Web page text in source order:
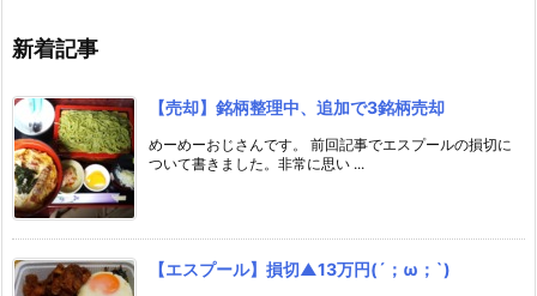
新着記事
【売却】銘柄整理中、追加で3銘柄売却
めーめーおじさんです。 前回記事でエスプールの損切に
ついて書きました。非常に思い ...
【エスプール】損切▲13万円(´；ω；`)